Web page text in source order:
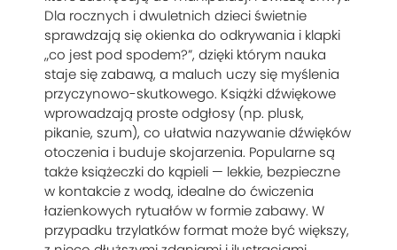
Dla rocznych i dwuletnich dzieci świetnie
sprawdzają się okienka do odkrywania i klapki
„co jest pod spodem?”, dzięki którym nauka
staje się zabawą, a maluch uczy się myślenia
przyczynowo-skutkowego. Książki dźwiękowe
wprowadzają proste odgłosy (np. plusk,
pikanie, szum), co ułatwia nazywanie dźwięków
otoczenia i buduje skojarzenia. Popularne są
także książeczki do kąpieli — lekkie, bezpieczne
w kontakcie z wodą, idealne do ćwiczenia
łazienkowych rytuałów w formie zabawy. W
przypadku trzylatków format może być większy,